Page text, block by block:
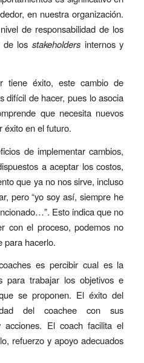
en nuestra organización.
de responsabilidad de los
de losstakeholders internos y
éxito, este cambio de
difícil de hacer, pues lo asocia
que necesita nuevos
éxito en el futuro.
de implementar cambios,
a aceptar los costos,
que ya no nos sirve, incluso
pero “yo soy así, siempre he
Esto indica que no
con el proceso, podemos no
para hacerlo.
es percibir cual es la
para trabajar los objetivos e
se proponen. El éxito del
del coachee con sus
acciones. El coach facilita el
refuerzo y apoyo adecuados